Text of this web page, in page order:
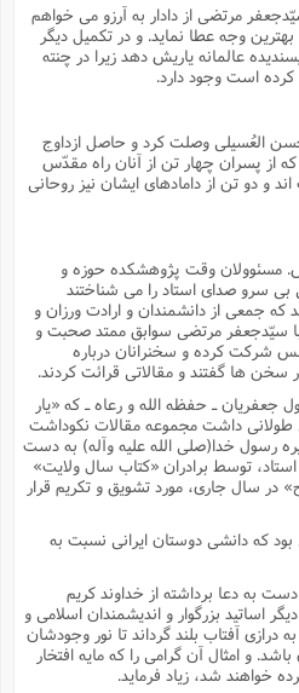
مرتضى از دادار به آرزو مى خواهم
وجه عطا نماید. و در تکمیل دیگر
عالمانه یاریش دهد زیرا در چنته
است وجود دارد.
العُسیلى وصلت کرد و حاصل ازداوج
پسران چهار تن از آنان راه مقدّس
و دو تن از دامادهاى ایشان نیز روحانى
1380ش. مسئوولان وقت پژوهشکده حوزه و
سرو صداى استاد را مى شناختند
جمعى از دانشمندان و ارادت ورزان و
با سیّدجعفر مرتضى سوابق ممتد صحبت و
شرکت کرده و سخنرانان درباره
ها گفتند و مقالاتى قرائت کردند.
ـ حفظه الله و رعاه ـ که «یار
طولانى داشت مجموعه مقالات نکوداشت
رسول خدا(صلى الله علیه وآله) به دست
توسط برادران «کتاب سال ولایت»
در سال جارى، مورد تشویق و تکریم قرار
که دانشى دوستان ایرانى نسبت به
به دعا برداشته از خداوند کریم
اساتید بزرگوار و اندیشمندان اسلامى و
آفتاب بلند گرداند تا نور وجودشان
و امثال آن گرامى را که مایه افتخار
خواهند شد، زیاد فرماید.